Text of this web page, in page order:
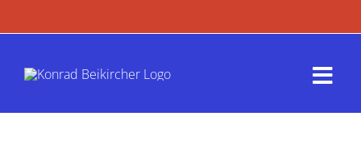
Inhalt
springen